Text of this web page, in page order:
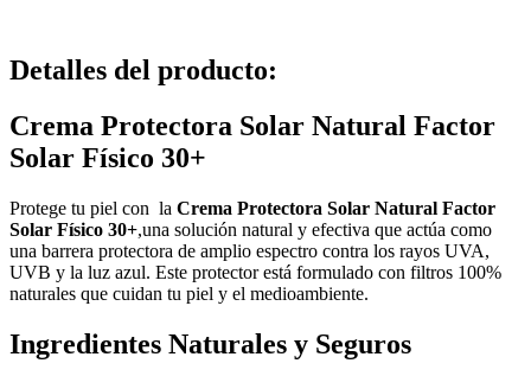
Detalles del producto:
Crema Protectora Solar Natural Factor
Solar Físico 30+
Protege tu piel con la Crema Protectora Solar Natural Factor
Solar Físico 30+,una solución natural y efectiva que actúa como
una barrera protectora de amplio espectro contra los rayos UVA,
UVB y la luz azul. Este protector está formulado con filtros 100%
naturales que cuidan tu piel y el medioambiente.
Ingredientes Naturales y Seguros